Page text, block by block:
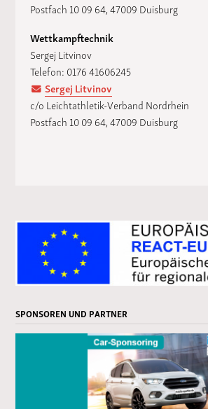
Postfach 10 09 64, 47009 Duisburg
Wettkampftechnik
Sergej Litvinov
Telefon: 0176 41606245
Sergej Litvinov
c/o Leichtathletik-Verband Nordrhein
Postfach 10 09 64, 47009 Duisburg
SPONSOREN UND PARTNER